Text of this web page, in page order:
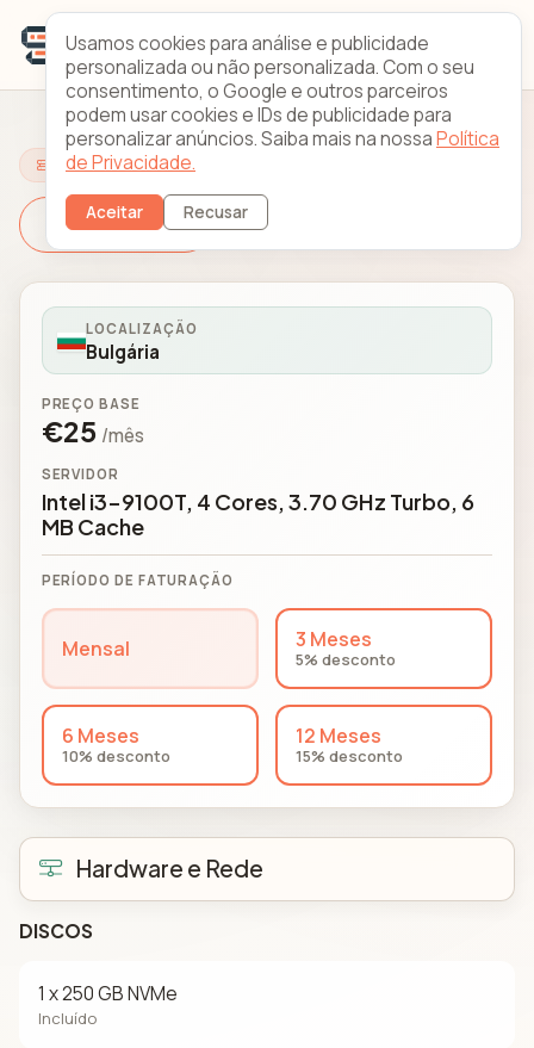
Configure o Seu Servidor
Mudar Servidor
LOCALIZAÇÃO
Bulgária
SERVIDOR
Intel i3-9100T, 4 Cores, 3.70 GHz Turbo, 6
MB Cache
PREÇO BASE
€25 /mês
PERÍODO DE FATURAÇÃO
Mensal 3 Meses
5% desconto
6 Meses
10% desconto
12 Meses
15% desconto
Hardware e Rede
DISCOS
1 x 250 GB NVMe
Incluído
Usamos cookies para análise e publicidade
personalizada ou não personalizada. Com o seu
consentimento, o Google e outros parceiros
podem usar cookies e IDs de publicidade para
personalizar anúncios. Saiba mais na nossaPolítica
de Privacidade.
Aceitar Recusar